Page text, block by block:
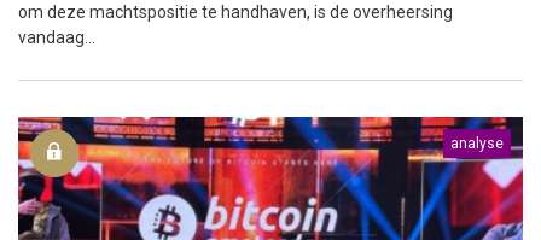
om deze machtspositie te handhaven, is de overheersing
vandaag...
analyse